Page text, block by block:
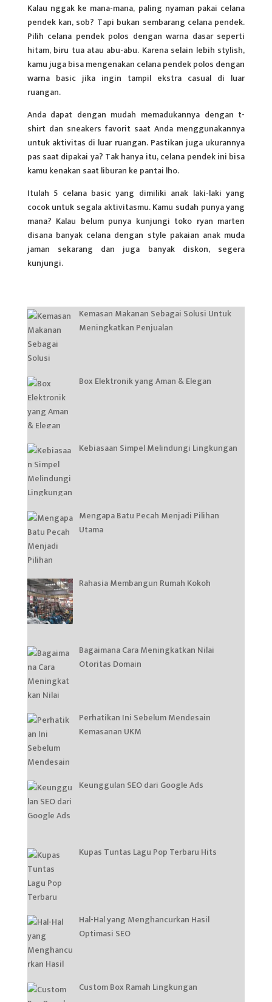
Kalau nggak ke mana-mana, paling nyaman pakai celana
pendek kan, sob? Tapi bukan sembarang celana pendek.
Pilih celana pendek polos dengan warna dasar seperti
hitam, biru tua atau abu-abu. Karena selain lebih stylish,
kamu juga bisa mengenakan celana pendek polos dengan
warna basic jika ingin tampil ekstra casual di luar
ruangan.
Anda dapat dengan mudah memadukannya dengan t-
shirt dan sneakers favorit saat Anda menggunakannya
untuk aktivitas di luar ruangan. Pastikan juga ukurannya
pas saat dipakai ya? Tak hanya itu, celana pendek ini bisa
kamu kenakan saat liburan ke pantai lho.
Itulah 5 celana basic yang dimiliki anak laki-laki yang
cocok untuk segala aktivitasmu. Kamu sudah punya yang
mana? Kalau belum punya kunjungi toko ryan marten
disana banyak celana dengan style pakaian anak muda
jaman sekarang dan juga banyak diskon, segera
kunjungi.
Kemasan Makanan Sebagai Solusi Untuk
Meningkatkan Penjualan
Box Elektronik yang Aman & Elegan
Kebiasaan Simpel Melindungi Lingkungan
Mengapa Batu Pecah Menjadi Pilihan
Utama
Rahasia Membangun Rumah Kokoh
Bagaimana Cara Meningkatkan Nilai
Otoritas Domain
Perhatikan Ini Sebelum Mendesain
Kemasanan UKM
Keunggulan SEO dari Google Ads
Kupas Tuntas Lagu Pop Terbaru Hits
Hal-Hal yang Menghancurkan Hasil
Optimasi SEO
Custom Box Ramah Lingkungan